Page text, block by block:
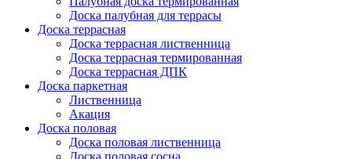
Доска палубная для террасы
Доска террасная
Доска террасная лиственница
Доска террасная термированная
Доска террасная ДПК
Доска паркетная
Лиственница
Акация
Доска половая
Доска половая лиственница
Доска половая сосна